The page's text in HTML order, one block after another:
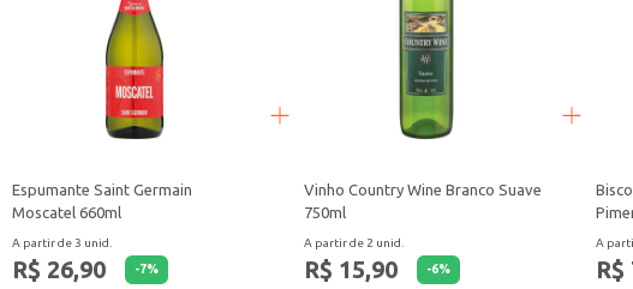
Espumante Saint Germain
Moscatel 660ml
A partir de 3 unid.
R$ 26,90 -7%
Vinho Country Wine Branco Suave
750ml
A partir de 2 unid.
R$ 15,90 -6%
A
R$